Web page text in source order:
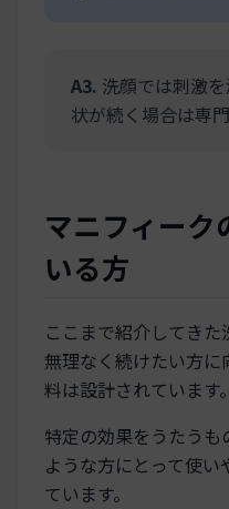
A3. 洗顔では刺激
状が続く場合は専
マニフィーク
いる方
ここまで紹介してきた
無理なく続けたい方
料は設計されています。
特定の効果をうたう
ような方にとって使
ています。